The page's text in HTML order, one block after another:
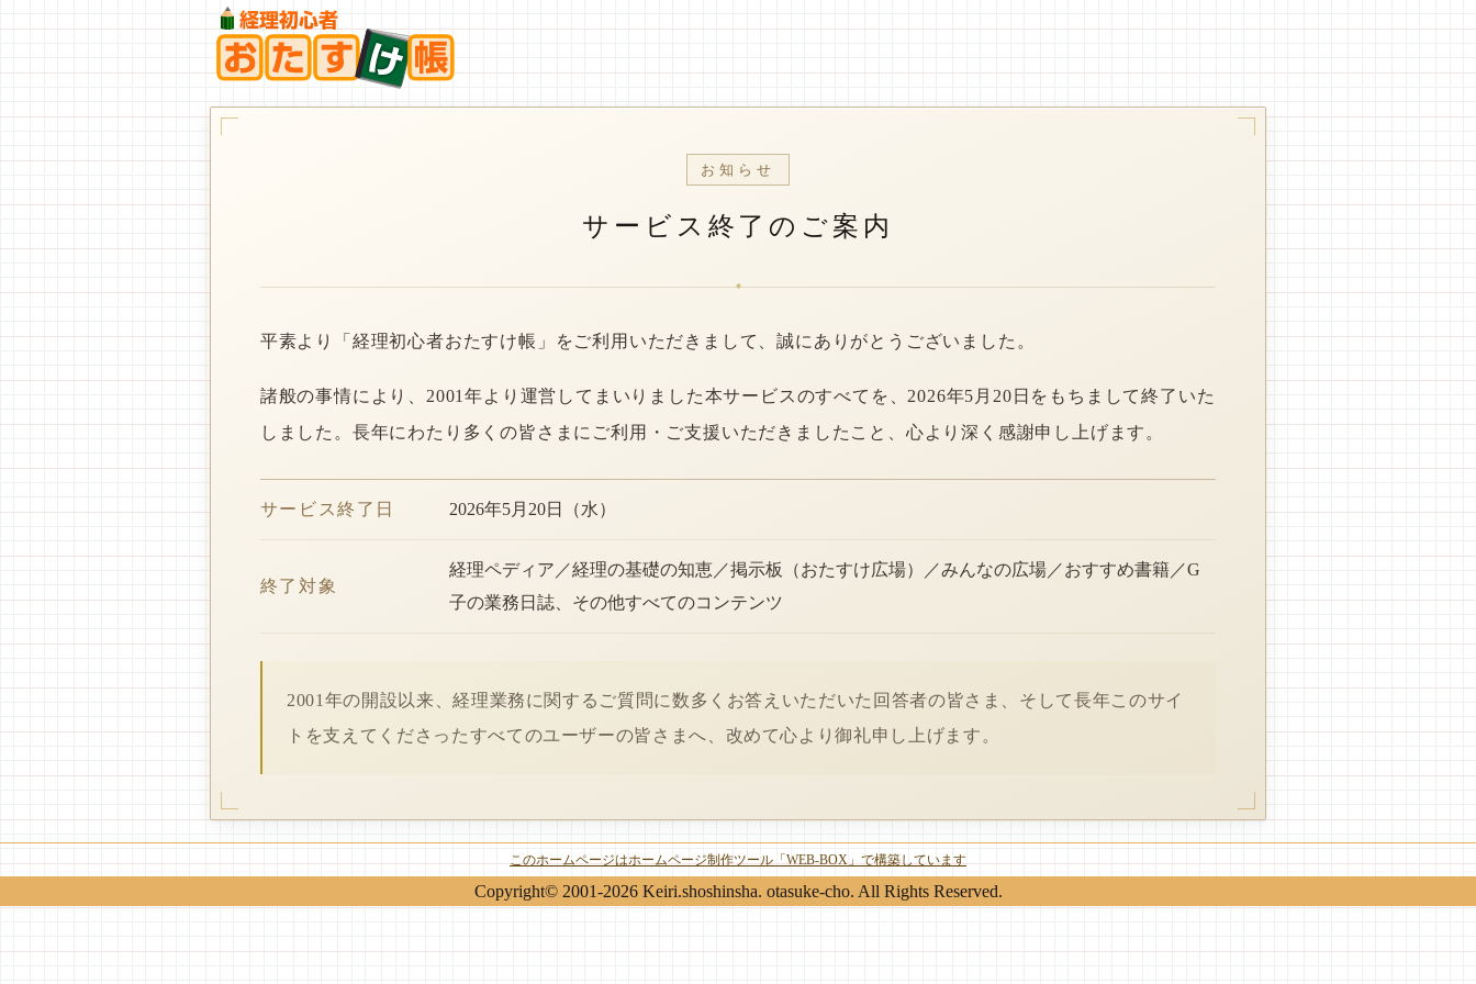
お知らせ
サービス終了のご案内
*
平素より「経理初心者おたすけ帳」をご利用いただきまして、誠にありがとうございました。
諸般の事情により、2001年より運営してまいりました本サービスのすべてを、2026年5月20日をもちまして終了いた
しました。長年にわたり多くの皆さまにご利用・ご支援いただきましたこと、心より深く感謝申し上げます。
サービス終了日 2026年5月20日（水）
終了対象
経理ペディア／経理の基礎の知恵／掲示板（おたすけ広場）／みんなの広場／おすすめ書籍／G
子の業務日誌、その他すべてのコンテンツ
2001年の開設以来、経理業務に関するご質問に数多くお答えいただいた回答者の皆さま、そして長年このサイ
トを支えてくださったすべてのユーザーの皆さまへ、改めて心より御礼申し上げます。
このホームページはホームページ制作ツール「WEB-BOX」で構築しています
Copyright© 2001-2026 Keiri.shoshinsha. otasuke-cho. All Rights Reserved.